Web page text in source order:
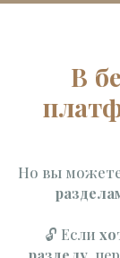
В
Но вы
🔓 Если